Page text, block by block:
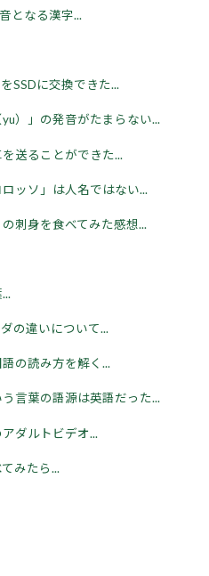
となる漢字...
SSDに交換できた...
）」の発音がたまらない...
送ることができた...
ッソ」は人名ではない...
刺身を食べてみた感想...
の違いについて...
の読み方を解く...
言葉の語源は英語だった...
ダルトビデオ...
みたら...